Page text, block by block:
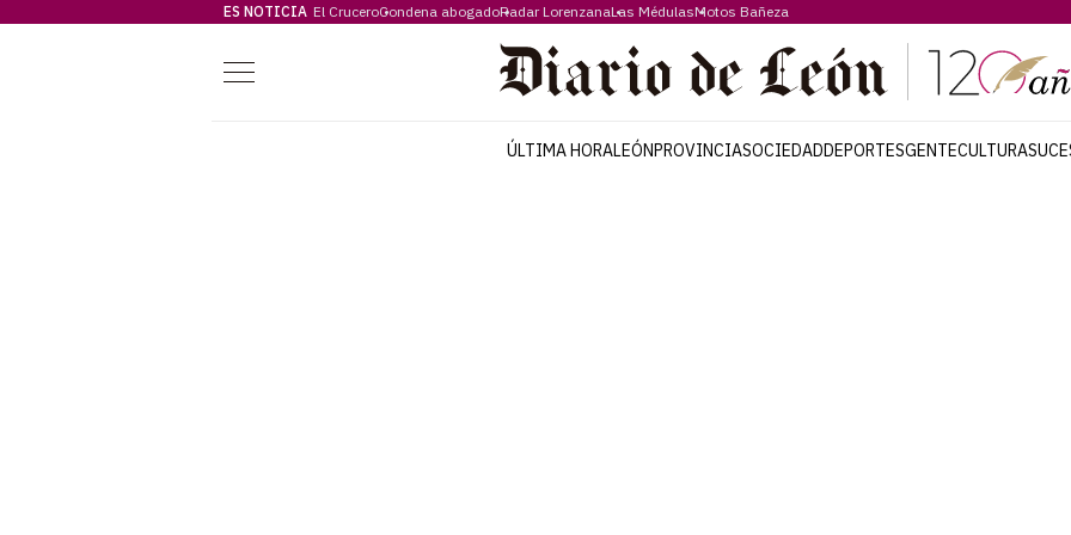
ES NOTICIA El CruceroCondena abogadoRadar LorenzanaLas MédulasMotos Bañeza
Menú
ÚLTIMA HORALEÓNPROVINCIASOCIEDADDEPORTESGENTECULTURA